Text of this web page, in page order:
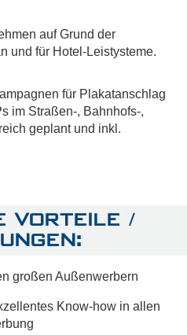
auf Grund der
und für Hotel-Leistysteme.
für Plakatanschlag
im Straßen-, Bahnhofs-,
geplant und inkl.
VORTEILE /
großen Außenwerbern
Know-how in allen